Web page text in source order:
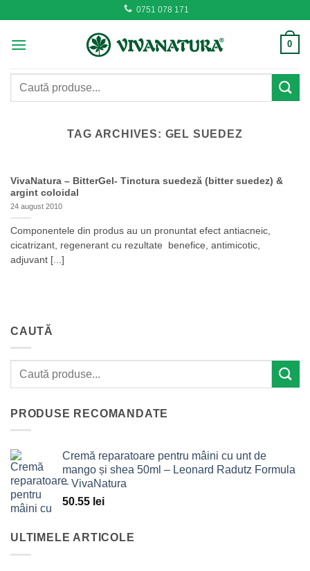
content
0751 078 171
0
Caută
TAG ARCHIVES: GEL SUEDEZ
VivaNatura – BitterGel- Tinctura suedeză (bitter suedez) &
argint coloidal
24 august 2010
Componentele din produs au un pronuntat efect antiacneic,
cicatrizant, regenerant cu rezultate benefice, antimicotic,
adjuvant [...]
CAUTĂ
PRODUSE RECOMANDATE
Cremă reparatoare pentru mâini cu unt de
mango și shea 50ml – Leonard Radutz Formula
– VivaNatura
50.55 lei
ULTIMELE ARTICOLE